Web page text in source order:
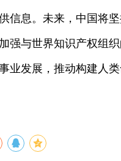
信息。未来，中国将
强与世界知识产权组
业发展，推动构建人类